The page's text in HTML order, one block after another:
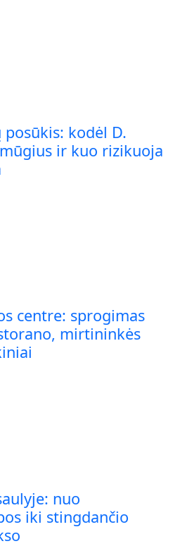
posūkis: kodėl D.
ir kuo rizikuoja
centre: sprogimas
mirtininkės
nuo
iki stingdančio